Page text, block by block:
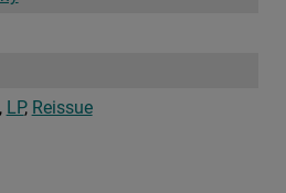
, LP, Reissue